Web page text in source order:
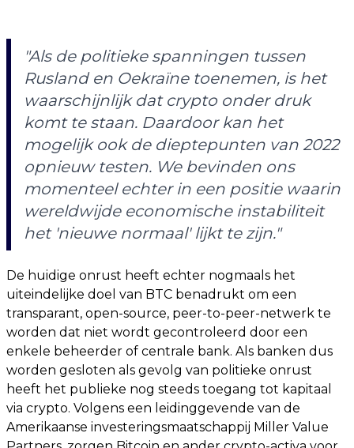
"Als de politieke spanningen tussen
Rusland en Oekraïne toenemen, is het
waarschijnlijk dat crypto onder druk
komt te staan. Daardoor kan het
mogelijk ook de dieptepunten van 2022
opnieuw testen. We bevinden ons
momenteel echter in een positie waarin
wereldwijde economische instabiliteit
het 'nieuwe normaal' lijkt te zijn."
De huidige onrust heeft echter nogmaals het
uiteindelijke doel van BTC benadrukt om een
transparant, open-source, peer-to-peer-netwerk te
worden dat niet wordt gecontroleerd door een
enkele beheerder of centrale bank. Als banken dus
worden gesloten als gevolg van politieke onrust
heeft het publieke nog steeds toegang tot kapitaal
via crypto. Volgens een leidinggevende van de
Amerikaanse investeringsmaatschappij Miller Value